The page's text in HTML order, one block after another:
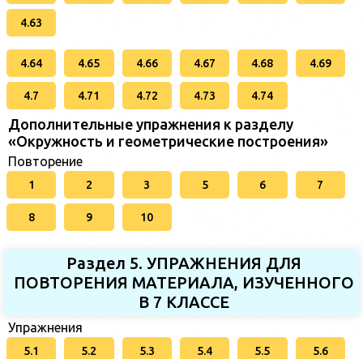
4.63
4.64 4.65 4.66 4.67 4.68 4.69
4.7 4.71 4.72 4.73 4.74
Дополнительные упражнения к разделу
«Окружность и геометрические построения»
Повторение
1 2 3 5 6 7
8 9 10
Раздел 5. УПРАЖНЕНИЯ ДЛЯ
ПОВТОРЕНИЯ МАТЕРИАЛА, ИЗУЧЕННОГО
В 7 КЛАССЕ
Упражнения
5.1 5.2 5.3 5.4 5.5 5.6